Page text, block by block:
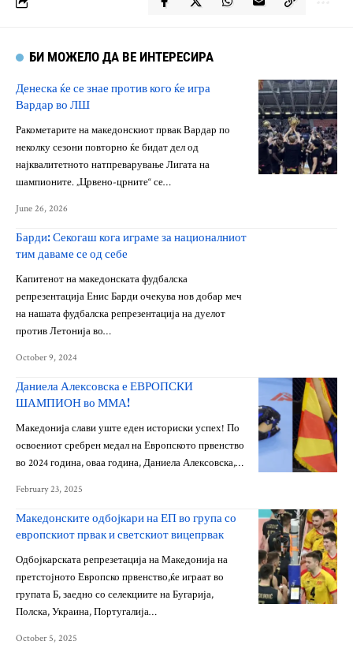
БИ МОЖЕЛО ДА ВЕ ИНТЕРЕСИРА
Денеска ќе се знае против кого ќе игра
Вардар во ЛШ
Ракометарите на македонскиот првак Вардар по
неколку сезони повторно ќе бидат дел од
најквалитетното натпреварување Лигата на
шампионите. „Црвено-црните“ се…
June 26, 2026
Барди: Секогаш кога играме за националниот
тим даваме се од себе
Капитенот на македонската фудбалска
репрезентација Енис Барди очекува нов добар меч
на нашата фудбалска репрезентација на дуелот
против Летонија во…
October 9, 2024
Даниела Алексовска е ЕВРОПСКИ
ШАМПИОН во ММА!
Македонија слави уште еден историски успех! По
освоениот сребрен медал на Европското првенство
во 2024 година, оваа година, Даниела Алексовска,…
February 23, 2025
Македонските одбојкари на ЕП во група со
европскиот првак и светскиот вицепрвак
Одбојкарската репрезетација на Македонија на
претстојното Европско првенство,ќе играат во
групата Б, заедно со селекциите на Бугарија,
Полска, Украина, Португалија…
October 5, 2025